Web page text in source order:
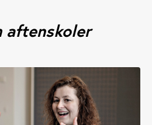
aftenskoler